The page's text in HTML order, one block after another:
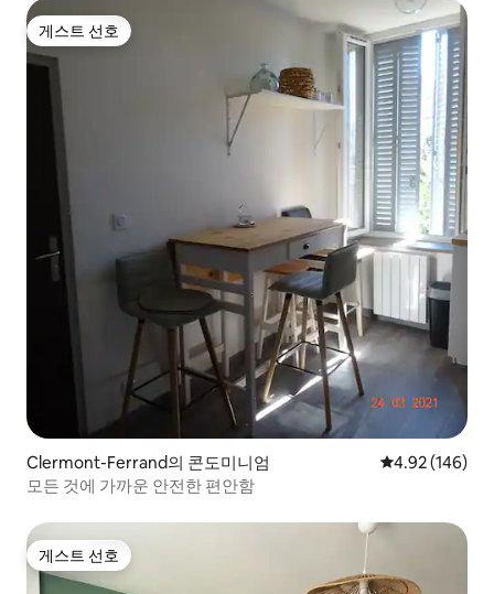
게스트 선호
게스트 선호
Clermont-Ferrand의 콘도미니엄 평점 4.92점(5
4.92 (146)
모든 것에 가까운 안전한 편안함
게스트 선호
게스트 선호